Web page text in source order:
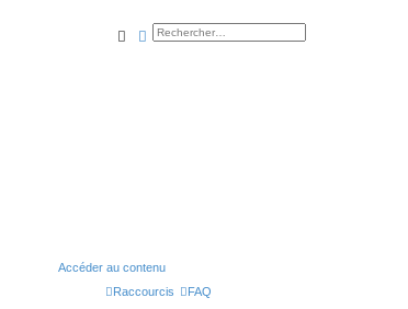
Accéder au contenu
rechercher
rechercheavancée
Raccourcis FAQ